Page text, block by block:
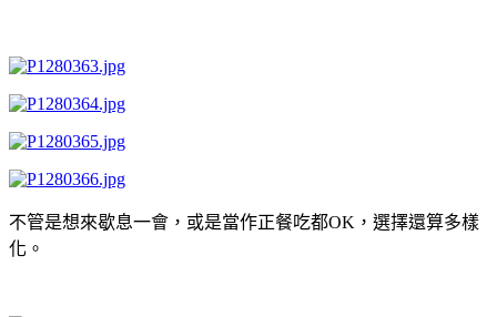
不管是想來歇息一會，或是當作正餐吃都OK，選擇還算多樣
化。